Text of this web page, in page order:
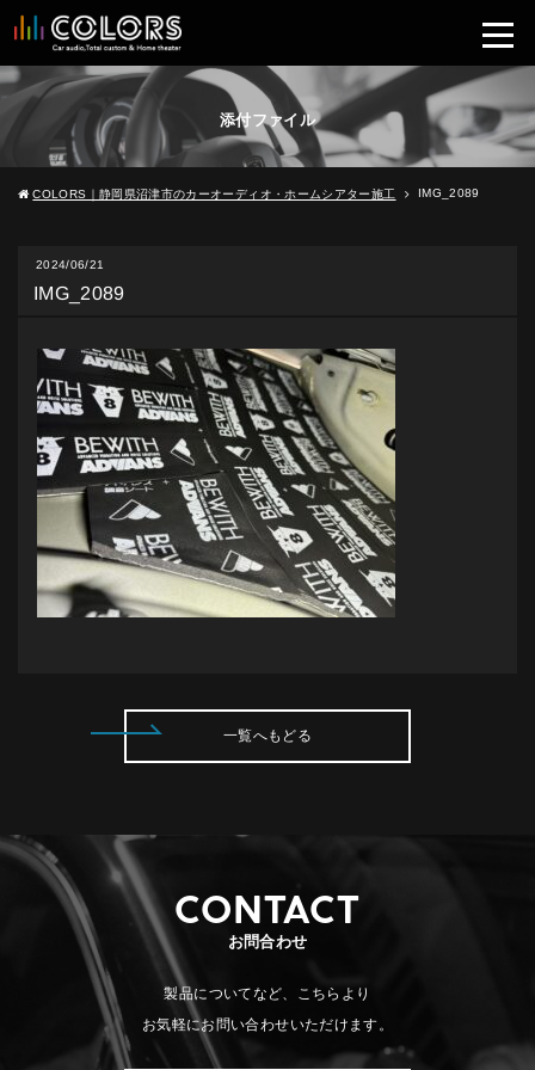
添付ファイル
COLORS｜静岡県沼津市のカーオーディオ・ホームシアター施工 IMG_2089
2024/06/21
IMG_2089
一覧へもどる
CONTACT
お問合わせ
製品についてなど、こちらより
お気軽にお問い合わせいただけます。